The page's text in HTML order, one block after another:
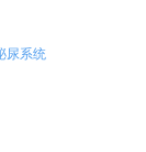
尿系统